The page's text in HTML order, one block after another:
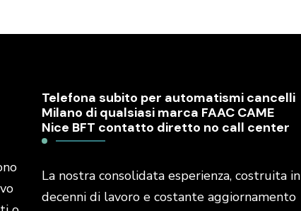
Telefona subito per automatismi cancelli
Milano di qualsiasi marca FAAC CAME
Nice BFT contatto diretto no call center
La nostra consolidata esperienza, costruita in
decenni di lavoro e costante aggiornamento